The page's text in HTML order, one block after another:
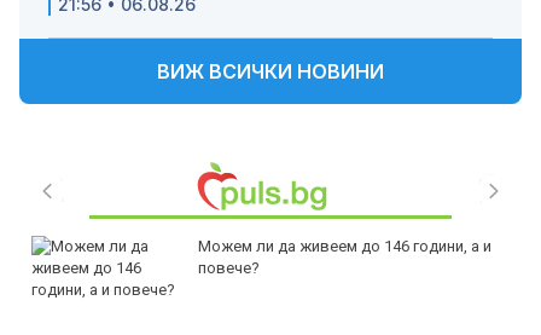
21:56 • 06.08.26
ВИЖ ВСИЧКИ НОВИНИ
Можем ли да живеем до 146 години, а и
повече?